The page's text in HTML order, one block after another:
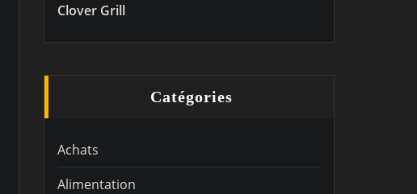
Clover Grill
Catégories
Achats
Alimentation